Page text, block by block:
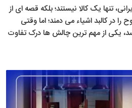
تنها یک کالا نیستند؛ بلکه قصه ای از
را در کالبد اشیاء می دمند؛ اما وقتی
یکی از مهم ترین چالش ها درک تفاوت